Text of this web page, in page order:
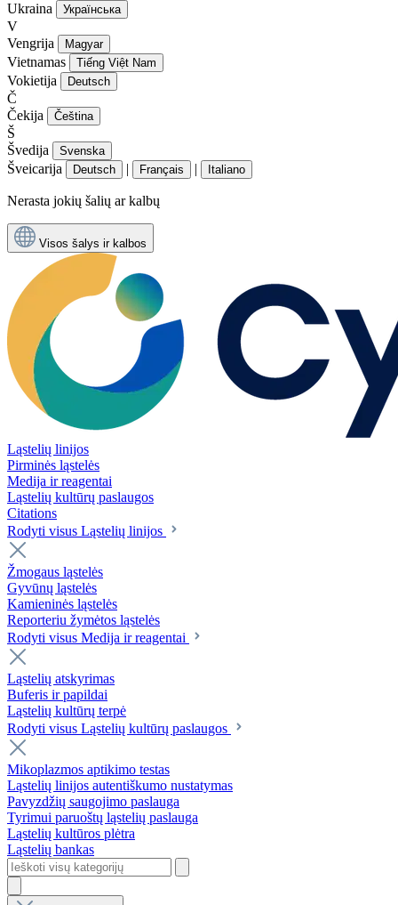
Ukraina
Українська
V
Vengrija
Magyar
Vietnamas Tiếng Việt Nam
Vokietija Deutsch
Č
Čekija
Čeština
Š
Švedija
Svenska
Šveicarija Deutsch | Français | Italiano
Nerasta jokių šalių ar kalbų
Visos šalys ir kalbos
Ląstelių linijos
Pirminės ląstelės
Medija ir reagentai
Ląstelių kultūrų paslaugos
Citations
Rodyti visus Ląstelių linijos
Žmogaus ląstelės
Gyvūnų ląstelės
Kamieninės ląstelės
Reporteriu žymėtos ląstelės
Rodyti visus Medija ir reagentai
Ląstelių atskyrimas
Buferis ir papildai
Ląstelių kultūrų terpė
Rodyti visus Ląstelių kultūrų paslaugos
Mikoplazmos aptikimo testas
Ląstelių linijos autentiškumo nustatymas
Pavyzdžių saugojimo paslauga
Tyrimui paruoštų ląstelių paslauga
Ląstelių kultūros plėtra
Ląstelių bankas